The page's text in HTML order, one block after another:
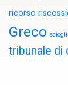
ricorso
Greco
tribunale di